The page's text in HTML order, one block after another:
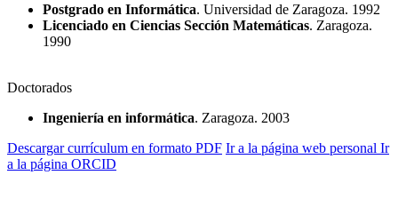
Postgrado en Informática. Universidad de Zaragoza. 1992
Licenciado en Ciencias Sección Matemáticas. Zaragoza.
1990
Doctorados
Ingeniería en informática. Zaragoza. 2003
Descargar currículum en formato PDF Ir a la página web personal Ir
a la página ORCID